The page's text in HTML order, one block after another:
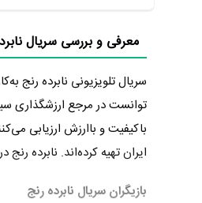
معرفی و بررسی سریال
سریال تلویزیونی نابرده رنج
توانست در مرجع ارزشگذاری
باکیفیت و باارزش ارزیابی
ایران تهیه کرده‌اند. نابرده رنج در تاریخ 1404/03/18 پخش
بازیگران سریال نابرده رنج